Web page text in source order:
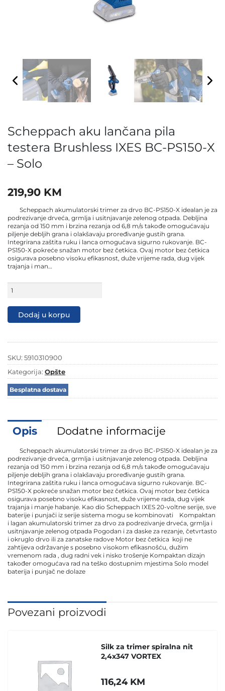
Scheppach aku lančana pila
testera Brushless IXES BC-PS150-X
– Solo
219,90 KM
Scheppach akumulatorski trimer za drvo BC-PS150-X idealan je za
podrezivanje drveća, grmlja i usitnjavanje zelenog otpada. Debljina
rezanja od 150 mm i brzina rezanja od 6,8 ​​m/s takođe omogućavaju
piljenje debljih grana i olakšavaju proređivanje gustih grana.
Integrirana zaštita ruku i lanca omogućava sigurno rukovanje. BC-
PS150-X pokreće snažan motor bez četkica. Ovaj motor bez četkica
osigurava posebno visoku efikasnost, duže vrijeme rada, dug vijek
trajanja i man…
aku
pila
testera
BC-
X
-
Solo
količina
Dodaj u korpu
SKU: 5910310900
Kategorija: Opšte
Besplatna dostava
Opis Dodatne informacije
Scheppach akumulatorski trimer za drvo BC-PS150-X idealan je za
podrezivanje drveća, grmlja i usitnjavanje zelenog otpada. Debljina
rezanja od 150 mm i brzina rezanja od 6,8 ​​m/s takođe omogućavaju
piljenje debljih grana i olakšavaju proređivanje gustih grana.
Integrirana zaštita ruku i lanca omogućava sigurno rukovanje. BC-
PS150-X pokreće snažan motor bez četkica. Ovaj motor bez četkica
osigurava posebno visoku efikasnost, duže vrijeme rada, dug vijek
trajanja i manje habanje. Kao dio Scheppach IXES 20-voltne serije, sve
baterije i punjači iz serije sistema mogu se kombinovati Kompaktan
i lagan akumulatorski trimer za drvo za podrezivanje drveća, grmlja i
usitnjavanje zelenog otpada Pogodan i za daske za rezanje, četvrtasto
i okruglo drvo ili za zanatske radove Motor bez četkica koji ne
zahtijeva održavanje s posebno visokom efikasnošću, dužim
vremenom rada , dug radni vek i nisko trošenje Kompaktan dizajn
također omogućava rad na teško dostupnim mjestima Solo model
baterija i punjač ne dolaze
Povezani proizvodi
Silk za trimer spiralna nit
2,4x347 VORTEX
116,24 KM